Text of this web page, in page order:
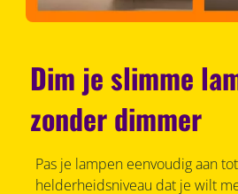
Dim je slimme
zonder dimmer
Pas je lampen eenvoudig aan
helderheidsniveau dat je wilt